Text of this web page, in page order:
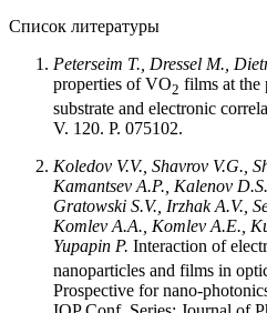
Список литературы
Peterseim T., Dressel M.,
properties of VO2 films at the
substrate and electronic
V. 120. P. 075102.
Koledov V.V., Shavrov V.G.,
Kamantsev A.P., Kalenov D.S.,
Gratowski S.V., Irzhak A.V.,
Komlev A.A., Komlev A.E.,
Yupapin P. Interaction of
nanoparticles and films in
Prospective for nano-